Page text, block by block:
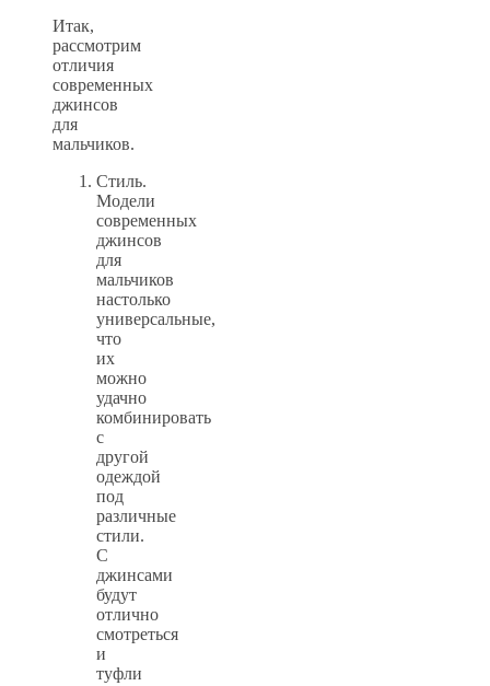
Итак,
рассмотрим
отличия
современных
джинсов
для
мальчиков.
Стиль.
Модели
современных
джинсов
для
мальчиков
настолько
универсальные,
что
их
можно
удачно
комбинировать
с
другой
одеждой
под
различные
стили.
С
джинсами
будут
отлично
смотреться
и
туфли